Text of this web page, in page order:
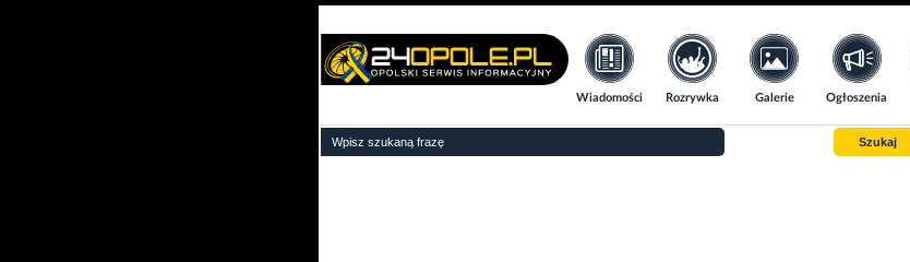
Wiadomości Rozrywka Galerie Ogłoszenia
Szukaj